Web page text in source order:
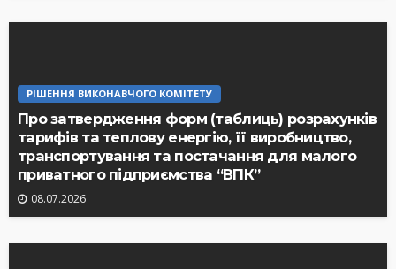
РІШЕННЯ ВИКОНАВЧОГО КОМІТЕТУ
Про затвердження форм (таблиць) розрахунків
тарифів та теплову енергію, її виробництво,
транспортування та постачання для малого
приватного підприємства “ВПК”
08.07.2026